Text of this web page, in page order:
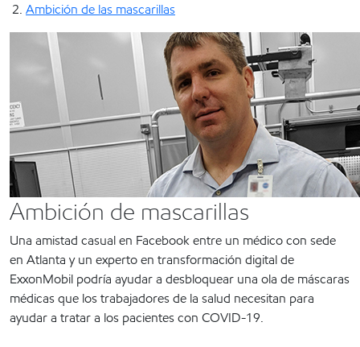
Ambición de las mascarillas
Ambición de mascarillas
Una amistad casual en Facebook entre un médico con sede
en Atlanta y un experto en transformación digital de
ExxonMobil podría ayudar a desbloquear una ola de máscaras
médicas que los trabajadores de la salud necesitan para
ayudar a tratar a los pacientes con COVID-19.